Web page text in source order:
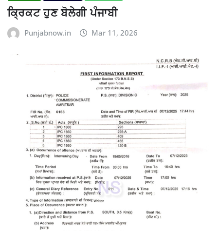
ਕ੍ਰਿਕਟ ਹੁਣ ਬੋਲੇਗੀ ਪੰਜਾਬੀ
Punjabnow.in Mar 11, 2026